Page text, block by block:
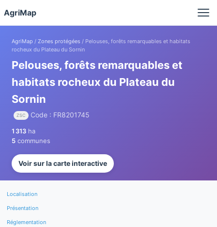
AgriMap
AgriMap / Zones protégées / Pelouses, forêts remarquables et habitats
rocheux du Plateau du Sornin
Pelouses, forêts remarquables et
habitats rocheux du Plateau du
Sornin
ZSC Code : FR8201745
1 313 ha
5 communes
Voir sur la carte interactive
Localisation
Présentation
Réglementation